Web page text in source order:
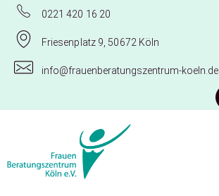
0221 420 16 20
Friesenplatz 9, 50672 Köln
info@frauenberatungszentrum-koeln.de